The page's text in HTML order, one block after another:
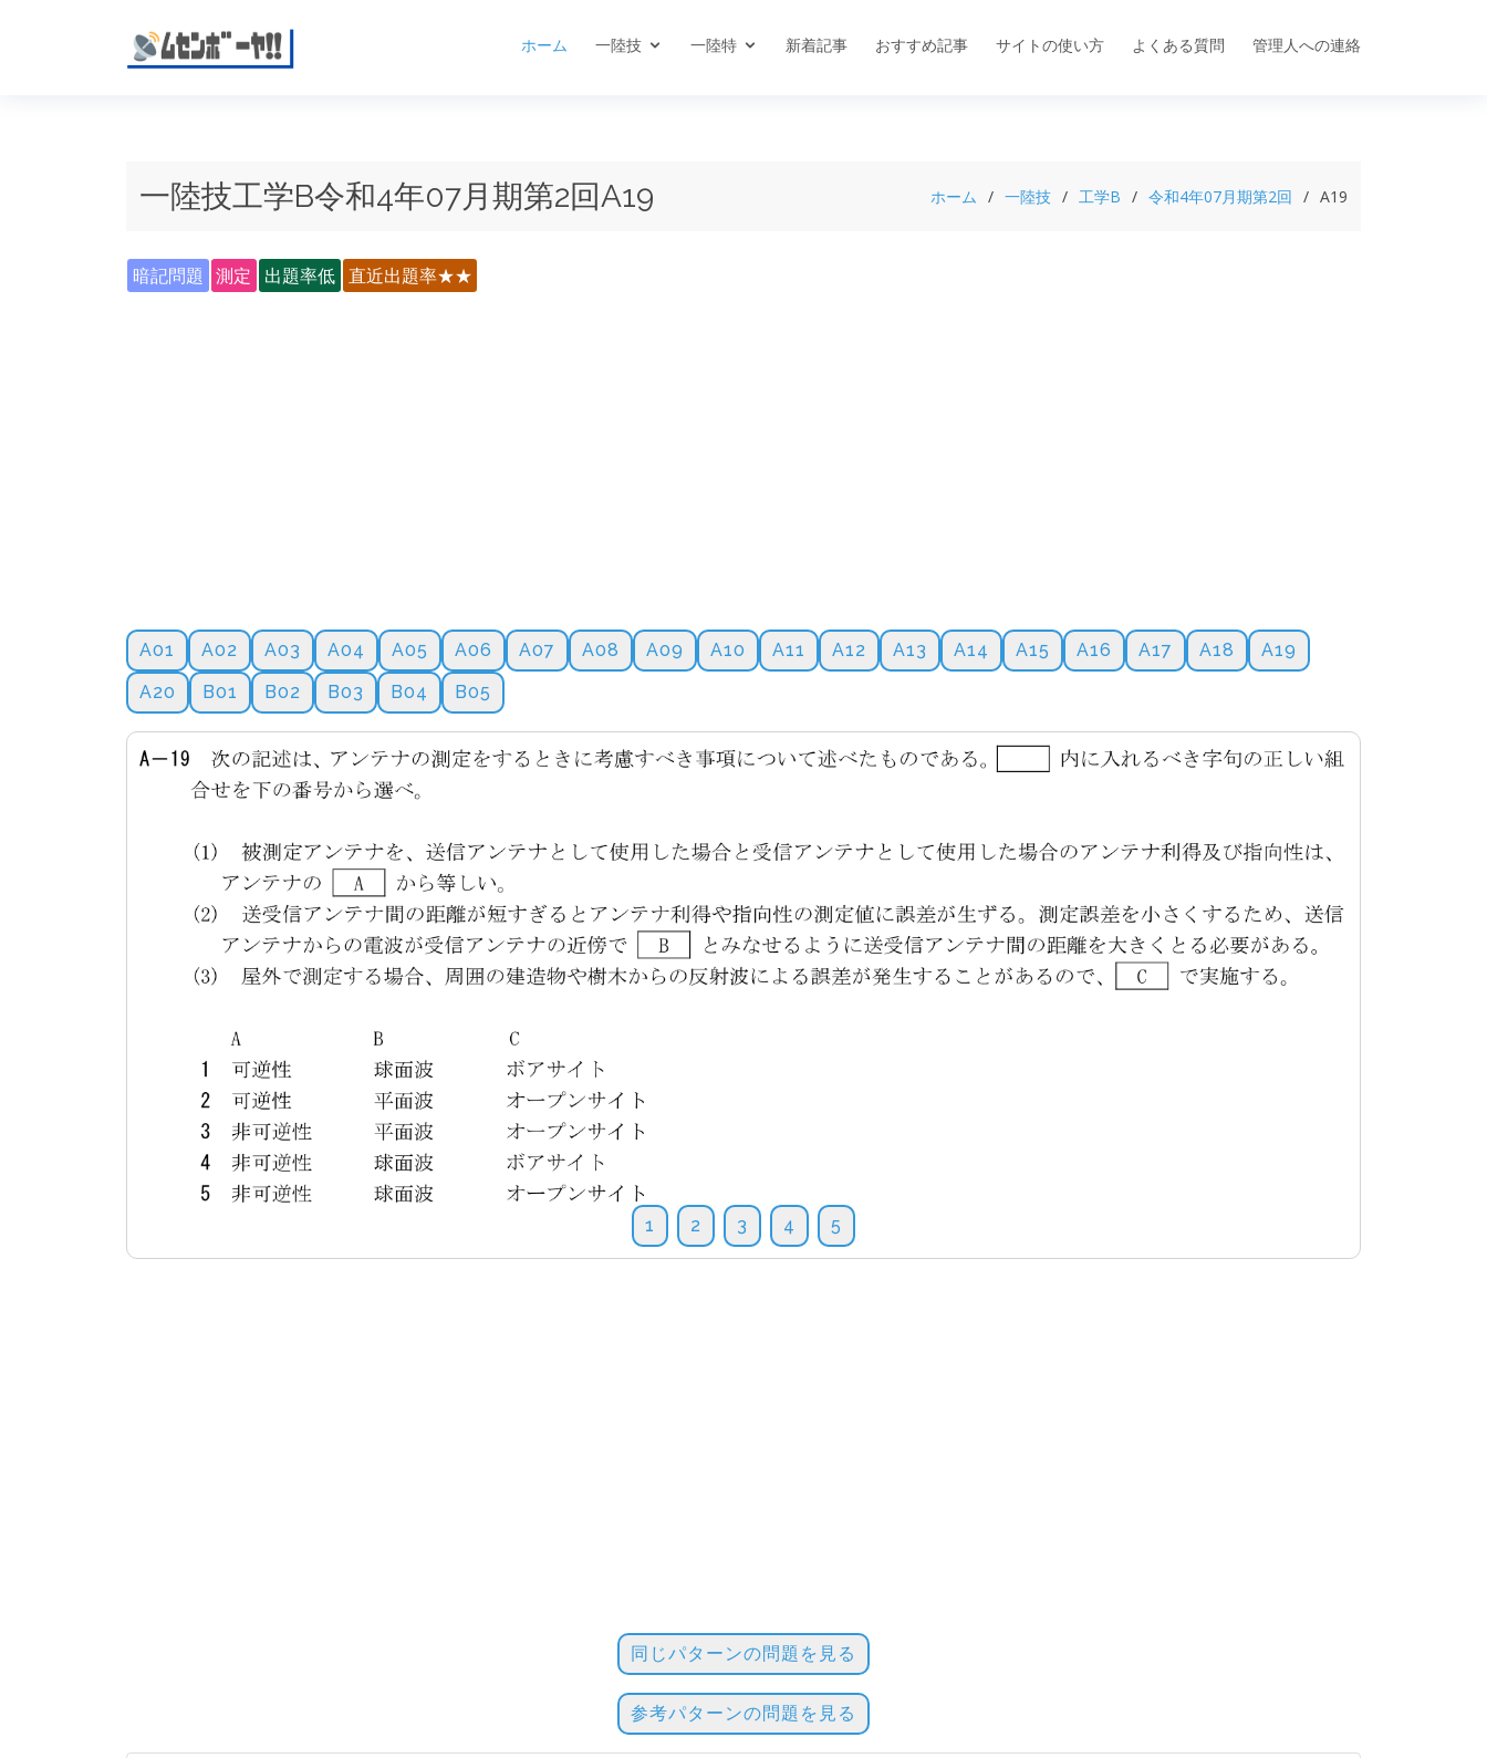
ホーム 一陸技 一陸特 新着記事 おすすめ記事 サイトの使い方 よくある質問 管理人への連絡
一陸技工学B令和4年07月期第2回A19 ホーム 一陸技 工学B 令和4年07月期第2回 A19
暗記問題 測定 出題率低 直近出題率★★
A01 A02 A03 A04 A05 A06 A07 A08 A09 A10 A11 A12 A13 A14 A15 A16 A17 A18
A19
A20
B01 B02 B03 B04 B05
1 2 3 4 5
同じパターンの問題を見る
参考パターンの問題を見る